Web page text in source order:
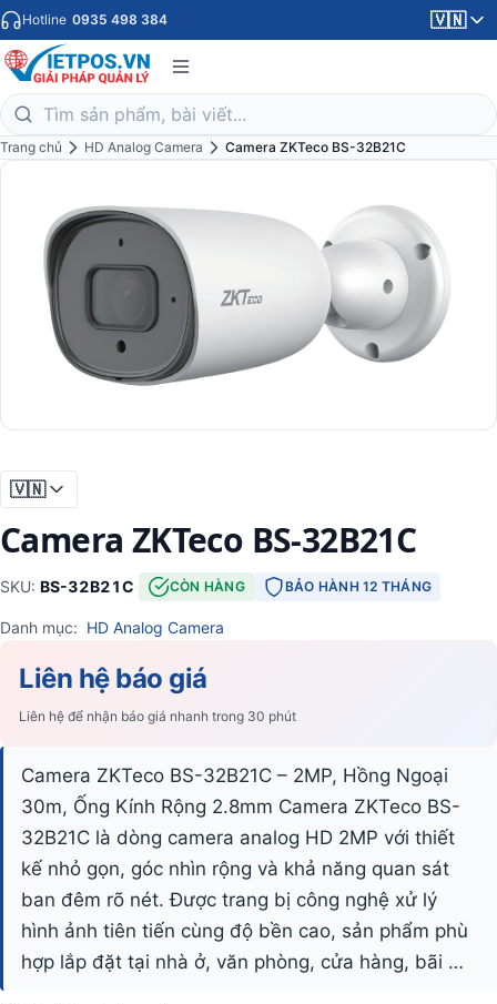
Hotline 0935 498 384 🇻🇳
Trang chủ HD Analog Camera Camera ZKTeco BS-32B21C
🇻🇳
Camera ZKTeco BS-32B21C
SKU: BS-32B21C· CÒN HÀNG BẢO HÀNH 12 THÁNG
Danh mục: HD Analog Camera
Liên hệ báo giá
Liên hệ để nhận báo giá nhanh trong 30 phút
Camera ZKTeco BS-32B21C – 2MP, Hồng Ngoại
30m, Ống Kính Rộng 2.8mm Camera ZKTeco BS-
32B21C là dòng camera analog HD 2MP với thiết
kế nhỏ gọn, góc nhìn rộng và khả năng quan sát
ban đêm rõ nét. Được trang bị công nghệ xử lý
hình ảnh tiên tiến cùng độ bền cao, sản phẩm phù
hợp lắp đặt tại nhà ở, văn phòng, cửa hàng, bãi …